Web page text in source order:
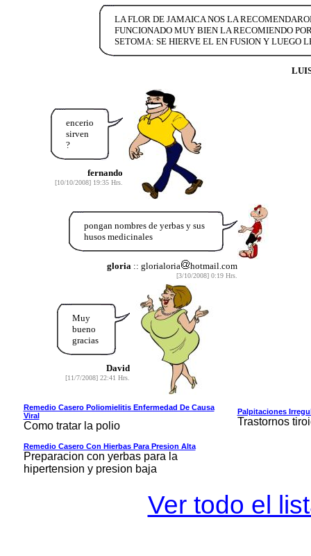
LA FLOR DE JAMAICA NOS LA
FUNCIONADO MUY BIEN LA RECOMIENDO
SETOMA: SE HIERVE EL EN FUSION Y LUEGO
encerio
sirven
?
fernando
[10/10/2008] 19:35 Hrs.
pongan nombres de yerbas y sus
husos medicinales
gloria :: glorialoria hotmail.com
[3/10/2008] 0:19 Hrs.
Muy
bueno
gracias
David
[11/7/2008] 22:41 Hrs.
Remedio Casero Poliomielitis Enfermedad De Cau­sa
Viral
Como tratar la polio
Palpitaciones
Trastornos
Remedio Casero Con Hierbas Para Presion Alta
Preparacion con yerbas para la
hipertension y presion baja
Ver todo el